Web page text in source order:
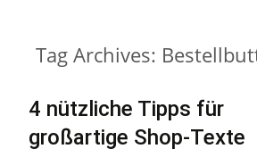
Tag Archives:
4 nützliche Tipps für
großartige Shop-Texte